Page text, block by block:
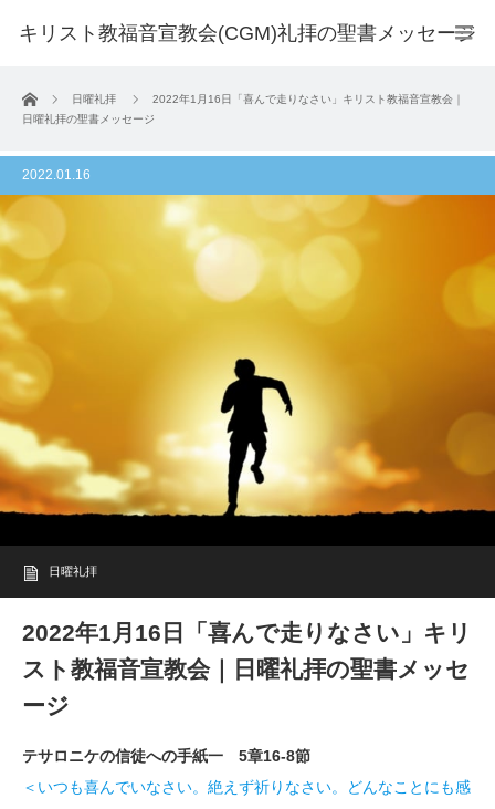
キリスト教福音宣教会(CGM)礼拝の聖書メッセージ
ホーム 日曜礼拝
2022年1月16日「喜んで走りなさい」キリスト教福音宣教会｜
日曜礼拝の聖書メッセージ
2022.01.16
日曜礼拝
2022年1月16日「喜んで走りなさい」キリ
スト教福音宣教会｜日曜礼拝の聖書メッセ
ージ
テサロニケの信徒への手紙一 5章16-8節
＜いつも喜んでいなさい。絶えず祈りなさい。どんなことにも感